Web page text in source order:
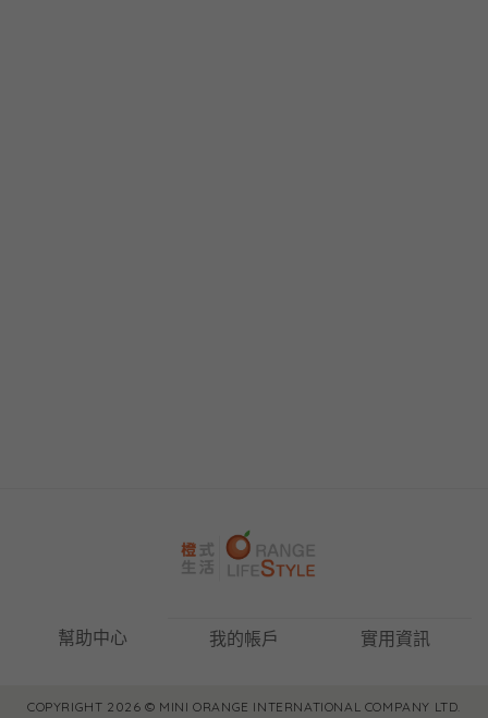
幫助中心 我的帳戶 實用資訊
COPYRIGHT 2026 © MINI ORANGE INTERNATIONAL COMPANY LTD.